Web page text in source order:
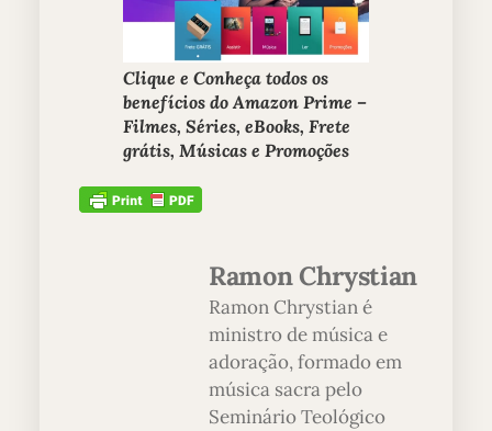
Clique e Conheça todos os
benefícios do Amazon Prime –
Filmes, Séries, eBooks, Frete
grátis, Músicas e Promoções
Ramon Chrystian
Ramon Chrystian é
ministro de música e
adoração, formado em
música sacra pelo
Seminário Teológico